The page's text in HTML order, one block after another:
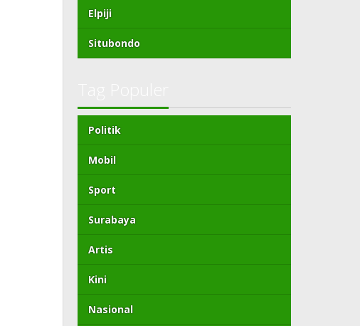
Elpiji
Situbondo
Politik
Mobil
Sport
Surabaya
Artis
Kini
Nasional